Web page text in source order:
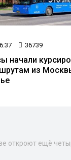
36739
начали
из Москвы
откроют ещё